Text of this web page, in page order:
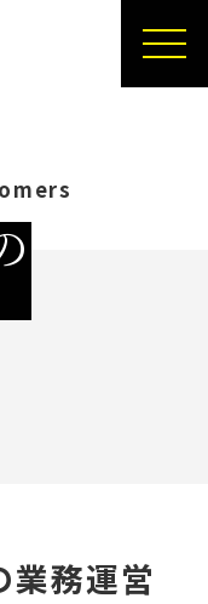
業務運営